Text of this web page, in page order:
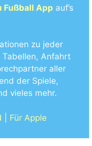
Fußball App auf’s
zu jeder
Anfahrt
aller
der Spiele,
vieles mehr.
Für Apple